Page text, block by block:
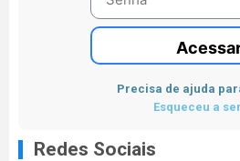
Precisa de ajuda
Esqueceu a
Redes Sociais